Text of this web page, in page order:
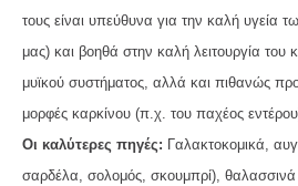
τους είναι υπεύθυνα για την καλή υγεία
μας) και βοηθά στην καλή λειτουργία του
μυϊκού συστήματος, αλλά και πιθανώς
μορφές καρκίνου (π.χ. του παχέος
Οι καλύτερες πηγές: Γαλακτοκομικά,
σαρδέλα, σολομός, σκουμπρί), θαλασσινά